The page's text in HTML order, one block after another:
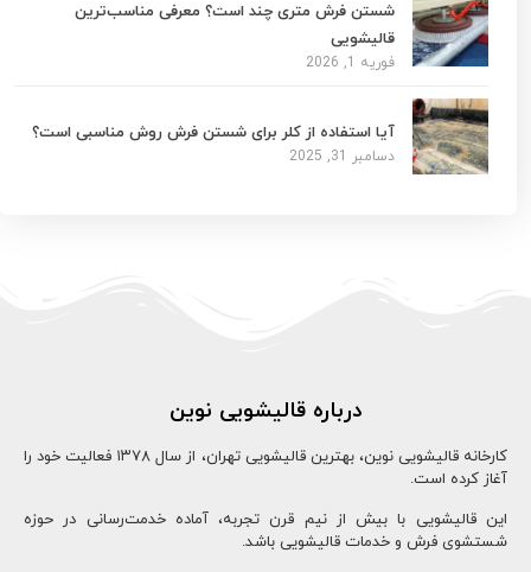
شستن فرش متری چند است؟ معرفی مناسب‌ترین
قالیشویی
فوریه 1, 2026
آیا استفاده از کلر برای شستن فرش روش مناسبی است؟
دسامبر 31, 2025
درباره قالیشویی نوین
کارخانه قالیشویی نوین، بهترین قالیشویی تهران، از سال ۱۳78 فعالیت خود را
آغاز کرده است.
این قالیشویی با بیش از نیم قرن تجربه، آماده خدمت‌رسانی در حوزه
شستشوی فرش و خدمات قالیشویی باشد.